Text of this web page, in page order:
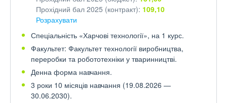
Прохідний бал 2025 (контракт): 109,10
Розрахувати
Спеціальність «Харчові технології», на 1 курс.
Факультет: Факультет технології виробництва,
переробки та робототехніки у тваринництві.
Денна форма навчання.
3 роки 10 місяців навчання (19.08.2026 —
30.06.2030).